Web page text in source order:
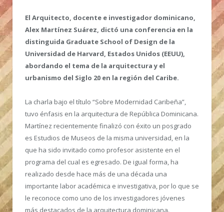
El Arquitecto, docente e investigador dominicano,
Alex Martínez Suárez, dictó una conferencia en la
distinguida Graduate School of Design de la
Universidad de Harvard, Estados Unidos (EEUU),
abordando el tema de la arquitectura y el
urbanismo del Siglo 20 en la región del Caribe.
La charla bajo el título “Sobre Modernidad Caribeña”,
tuvo énfasis en la arquitectura de República Dominicana.
Martínez recientemente finalizó con éxito un posgrado
es Estudios de Museos de la misma universidad, en la
que ha sido invitado como profesor asistente en el
programa del cual es egresado. De igual forma, ha
realizado desde hace más de una década una
importante labor académica e investigativa, por lo que se
le reconoce como uno de los investigadores jóvenes
más destacados de la arquitectura dominicana.